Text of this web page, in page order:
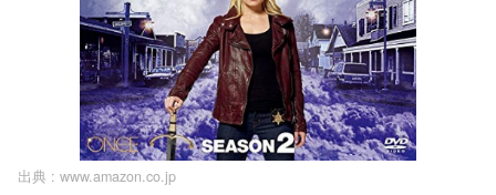
出典 : www.amazon.co.jp